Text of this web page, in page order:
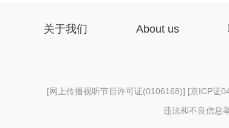
关于我们 About us
[网上传播视听节目许可证(0106168)] [京ICP证
违法和不良信息